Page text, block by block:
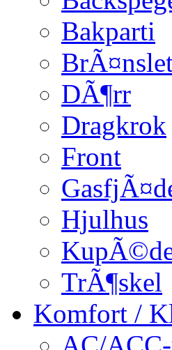
Bakparti
DÃ¶rr
Dragkrok
Front
Hjulhus
TrÃ¶skel
Komfort /